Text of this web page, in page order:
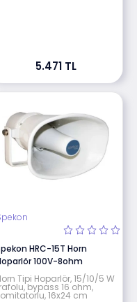
5.471 TL
HRC-15T Horn
100V-8ohm
Tipi Hoparlör, 15/10/5 W
bypass 16 ohm,
16x24 cm